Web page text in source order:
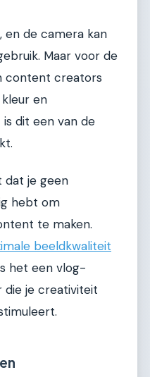
en de camera kan
Maar voor de
content creators
en
dit een van de
dat je geen
hebt om
te maken.
beeldkwaliteit
het een vlog-
die je creativiteit